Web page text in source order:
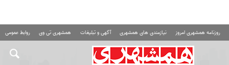
روزنامه همشهری امروز نیازمندی های همشهری آگهی و تبلیغات همشهری تی وی روابط عمومی